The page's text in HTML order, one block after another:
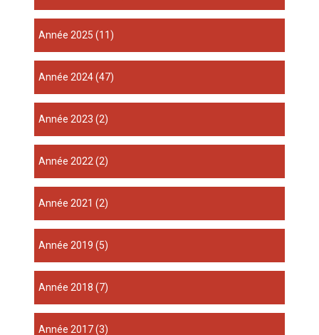
année 2025 (11)
année 2024(47)
année 2023 (2)
année 2022 (2)
année 2021 (2)
année 2019 (5)
année 2018 (7)
année 2017(3)